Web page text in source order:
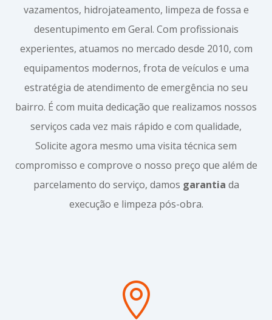
vazamentos, hidrojateamento, limpeza de fossa e
desentupimento em Geral. Com profissionais
experientes, atuamos no mercado desde 2010, com
equipamentos modernos, frota de veículos e uma
estratégia de atendimento de emergência no seu
bairro. É com muita dedicação que realizamos nossos
serviços cada vez mais rápido e com qualidade,
Solicite agora mesmo uma visita técnica sem
compromisso e comprove o nosso preço que além de
parcelamento do serviço, damos garantia da
execução e limpeza pós-obra.
